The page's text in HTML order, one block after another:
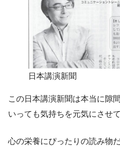
日本講演新聞
この日本講演新聞は本当に隙
いっても気持ちを元気にさせ
心の栄養にぴったりの読み物